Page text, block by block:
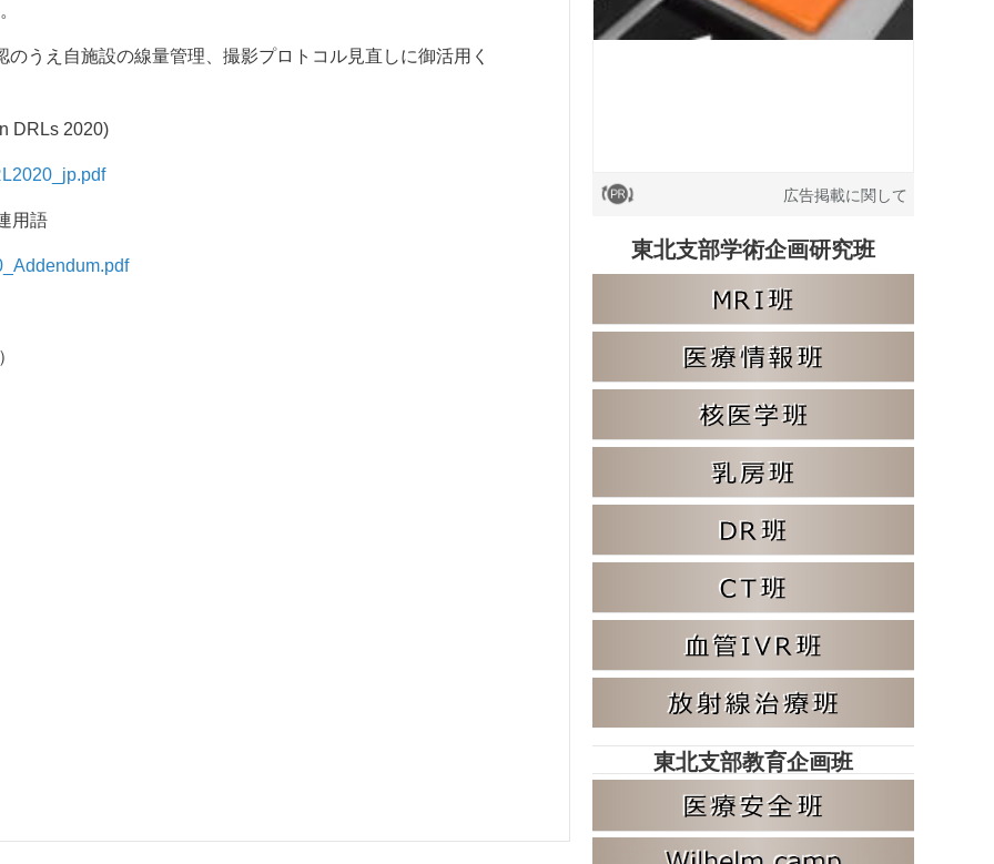
うえ自施設の線量管理、撮影プロトコル見直しに御活用く
DRLs 2020)
用語
広告掲載に関して
東北支部学術企画研究班
東北支部教育企画班